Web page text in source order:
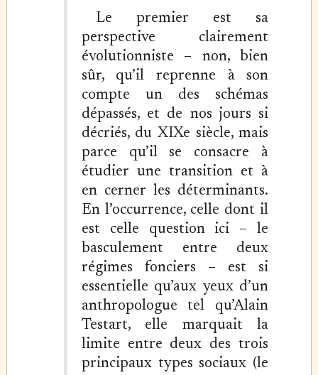
Le premier est sa
perspective clairement
évolutionniste – non, bien
sûr, qu’il reprenne à son
compte un des schémas
dépassés, et de nos jours si
décriés, du XIXe siècle, mais
parce qu’il se consacre à
étudier une transition et à
en cerner les déterminants.
En l’occurrence, celle dont il
est celle question ici – le
basculement entre deux
régimes fonciers – est si
essentielle qu’aux yeux d’un
anthropologue tel qu’Alain
Testart, elle marquait la
limite entre deux des trois
principaux types sociaux (le